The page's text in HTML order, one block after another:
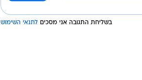
בשליחת התגובה אני מסכים לתנאי השימוש